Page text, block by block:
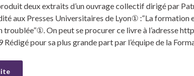
deux extraits d’un ouvrage collectif dirigé par
aux Presses Universitaires de Lyon① :“La formation
troublée”①. On peut se procurer ce livre à l’adresse
Rédigé pour sa plus grande part par l’équipe de la